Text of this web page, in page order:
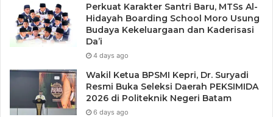
Perkuat Karakter Santri Baru, MTSs Al-
Hidayah Boarding School Moro Usung
Budaya Kekeluargaan dan Kaderisasi
Da’i
4 days ago
Wakil Ketua BPSMI Kepri, Dr. Suryadi
Resmi Buka Seleksi Daerah PEKSIMIDA
2026 di Politeknik Negeri Batam
6 days ago